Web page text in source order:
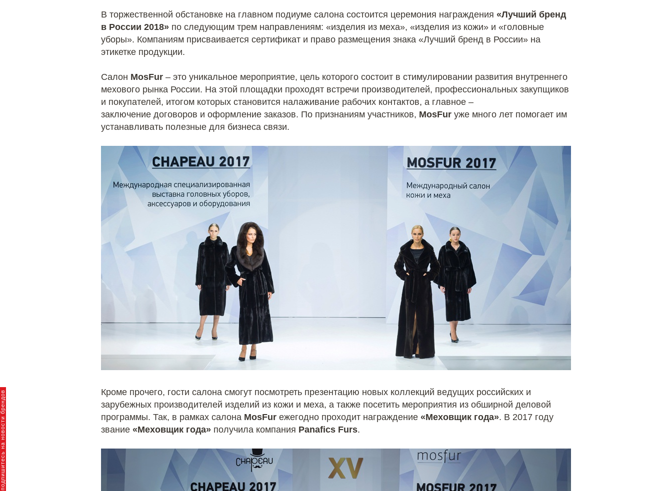
брендов
В торжественной обстановке на главном подиуме салона состоится церемония награждения «Лучший бренд
в России 2018» по следующим трем направлениям: «изделия из меха», «изделия из кожи» и «головные
уборы». Компаниям присваивается сертификат и право размещения знака «Лучший бренд в России» на
этикетке продукции.
Салон MosFur – это уникальное мероприятие, цель которого состоит в стимулировании развития внутреннего
мехового рынка России. На этой площадки проходят встречи производителей, профессиональных закупщиков
и покупателей, итогом которых становится налаживание рабочих контактов, а главное –
заключение договоров и оформление заказов. По признаниям участников, MosFur уже много лет помогает им
устанавливать полезные для бизнеса связи.
Кроме прочего, гости салона смогут посмотреть презентацию новых коллекций ведущих российских и
зарубежных производителей изделий из кожи и меха, а также посетить мероприятия из обширной деловой
программы. Так, в рамках салона MosFur ежегодно проходит награждение «Меховщик года». В 2017 году
звание «Меховщик года» получила компания Panafics Furs.